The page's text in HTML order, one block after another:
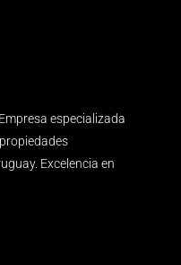
especializada
Excelencia en